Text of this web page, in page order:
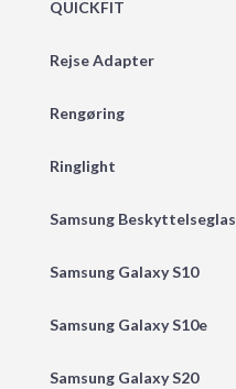
QUICKFIT
Rejse Adapter
Rengøring
Ringlight
Samsung Beskyttelseglas
Samsung Galaxy S10
Samsung Galaxy S10e
Samsung Galaxy S20